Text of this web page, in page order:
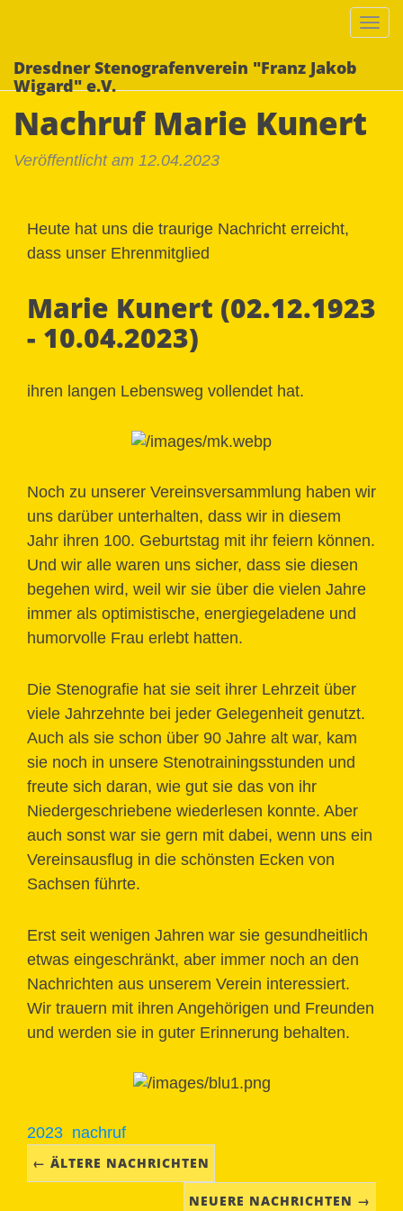
Dresdner Stenografenverein "Franz Jakob
Wigard" e.V.
Nachruf Marie Kunert
Veröffentlicht am 12.04.2023
Heute hat uns die traurige Nachricht erreicht,
dass unser Ehrenmitglied
Marie Kunert (02.12.1923
- 10.04.2023)
ihren langen Lebensweg vollendet hat.
Noch zu unserer Vereinsversammlung haben wir
uns darüber unterhalten, dass wir in diesem
Jahr ihren 100. Geburtstag mit ihr feiern können.
Und wir alle waren uns sicher, dass sie diesen
begehen wird, weil wir sie über die vielen Jahre
immer als optimistische, energiegeladene und
humorvolle Frau erlebt hatten.
Die Stenografie hat sie seit ihrer Lehrzeit über
viele Jahrzehnte bei jeder Gelegenheit genutzt.
Auch als sie schon über 90 Jahre alt war, kam
sie noch in unsere Stenotrainingsstunden und
freute sich daran, wie gut sie das von ihr
Niedergeschriebene wiederlesen konnte. Aber
auch sonst war sie gern mit dabei, wenn uns ein
Vereinsausflug in die schönsten Ecken von
Sachsen führte.
Erst seit wenigen Jahren war sie gesundheitlich
etwas eingeschränkt, aber immer noch an den
Nachrichten aus unserem Verein interessiert.
Wir trauern mit ihren Angehörigen und Freunden
und werden sie in guter Erinnerung behalten.
2023 nachruf
← ÄLTERE NACHRICHTEN
NEUERE NACHRICHTEN →